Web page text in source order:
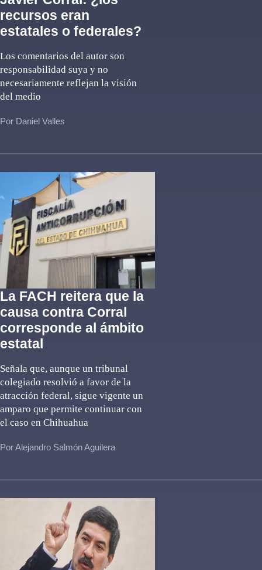
recursos eran
estatales o federales?
Los comentarios del autor son
responsabilidad suya y no
necesariamente reflejan la visión
del medio
Por Daniel Valles
La FACH reitera que la
causa contra Corral
corresponde al ámbito
estatal
Señala que, aunque un tribunal
colegiado resolvió a favor de la
atracción federal, sigue vigente un
amparo que permite continuar con
el caso en Chihuahua
Por Alejandro Salmón Aguilera